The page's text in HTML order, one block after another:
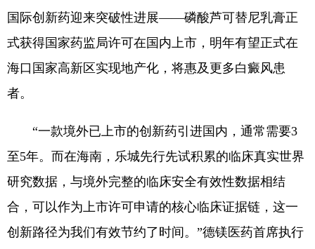
国际创新药迎来突破性进展——磷酸芦可替尼乳膏正
式获得国家药监局许可在国内上市，明年有望正式在
海口国家高新区实现地产化，将惠及更多白癜风患
者。
“一款境外已上市的创新药引进国内，通常需要3
至5年。而在海南，乐城先行先试积累的临床真实世界
研究数据，与境外完整的临床安全有效性数据相结
合，可以作为上市许可申请的核心临床证据链，这一
创新路径为我们有效节约了时间。”德镁医药首席执行